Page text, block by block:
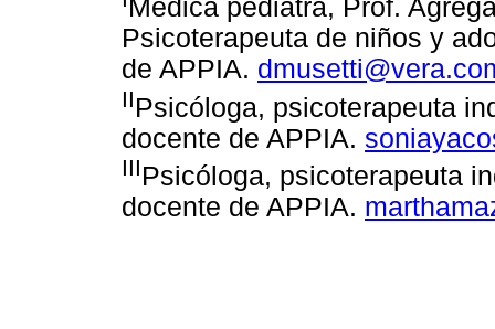
Médica pediatra, Prof.
Psicoterapeuta de niños y
de APPIA.
IIPsicóloga, psicoterapeuta
docente de APPIA.
IIIPsicóloga, psicoterapeuta
docente de APPIA.